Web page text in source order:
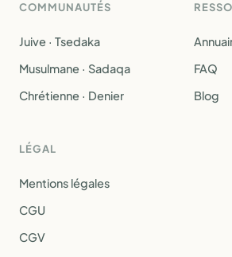
COMMUNAUTÉS
Juive · Tsedaka
Musulmane · Sadaqa
Chrétienne · Denier
FAQ
Blog
LÉGAL
Mentions légales
CGU
CGV